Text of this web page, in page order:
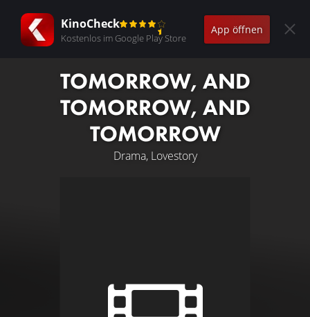
KinoCheck
Kostenlos im Google Play Store
App öffnen
TOMORROW, AND
TOMORROW, AND
TOMORROW
Drama, Lovestory